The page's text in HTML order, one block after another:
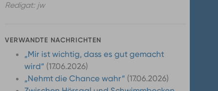
Redigat: jw
VERWANDTE NACHRICHTEN
„Mir ist wichtig, dass es gut gemacht
wird“ 17.06.2026
„Nehmt die Chance wahr“ 17.06.2026